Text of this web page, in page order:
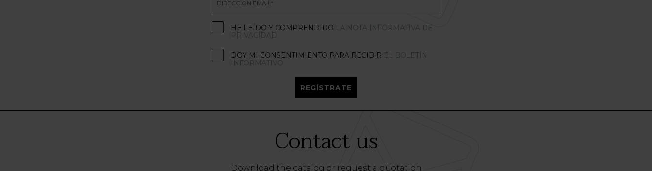
HE LEÍDO Y COMPRENDIDO LA NOTA INFORMATIVA DE
PRIVACIDAD
DOY MI CONSENTIMIENTO PARA RECIBIR EL BOLETÍN
INFORMATIVO
REGÍSTRATE
Contact us
Download the catalog or request a quotation